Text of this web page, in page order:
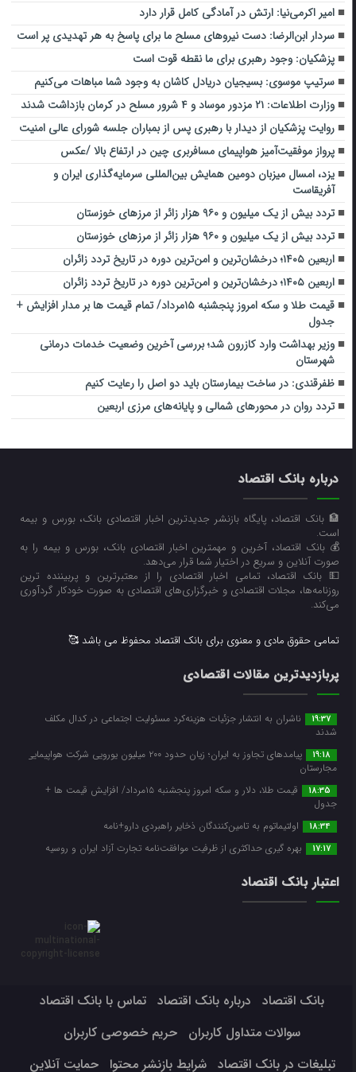
امیر اکرمی‌نیا: ارتش در آمادگی کامل قرار دارد
سردار ابن‌الرضا: دست نیروهای مسلح ما برای پاسخ به هر تهدیدی پر است
پزشکیان: وجود رهبری برای ما نقطه قوت است
سرتیپ موسوی: بسیجیان دریادل کاشان به وجود شما مباهات می‌کنیم
وزارت اطلاعات: ۲۱ مزدور موساد و ۴ شرور مسلح در کرمان بازداشت شدند
روایت پزشکیان از دیدار با رهبری پس از بمباران جلسه شورای عالی امنیت
پرواز موفقیت‌آمیز هواپیمای مسافربری چین در ارتفاع بالا /عکس
یزد، امسال میزبان دومین همایش بین‌المللی سرمایه‌گذاری ایران و
آفریقاست
تردد بیش از یک میلیون و ۹۶۰ هزار زائر از مرزهای خوزستان
تردد بیش از یک میلیون و ۹۶۰ هزار زائر از مرزهای خوزستان
اربعین ۱۴۰۵؛ درخشان‌ترین و امن‌ترین دوره در تاریخ تردد زائران
اربعین ۱۴۰۵؛ درخشان‌ترین و امن‌ترین دوره در تاریخ تردد زائران
قیمت طلا و سکه امروز پنجشنبه ۱۵مرداد/ تمام قیمت ها بر مدار افزایش +
جدول
وزیر بهداشت وارد کازرون شد؛ بررسی آخرین وضعیت خدمات درمانی
شهرستان
ظفرقندی: در ساخت بیمارستان باید دو اصل را رعایت کنیم
تردد روان در محورهای شمالی و پایانه‌های مرزی اربعین
درباره بانک اقتصاد
🏦 بانک اقتصاد، پایگاه بازنشر جدیدترین اخبار اقتصادی بانک، بورس و بیمه
است.
💰 بانک اقتصاد، آخرین و مهمترین اخبار اقتصادی بانک، بورس و بیمه را به
صورت آنلاین و سریع در اختیار شما قرار می‌‌دهد.
💵 بانک اقتصاد، تمامی اخبار اقتصادی را از معتبرترین و پربیننده ترین
روزنامه‌ها، مجلات اقتصادی و خبرگزاری‌های اقتصادی به صورت خودکار گردآوری
می‌کند.
تمامی حقوق مادی و معنوی برای بانک اقتصاد محفوظ می باشد 🥰
پربازدیدترین مقالات اقتصادی
19:37
ناشران به انتشار جزئیات هزینه‌کرد مسئولیت اجتماعی در کدال مکلف
شدند
19:18
پیامدهای تجاوز به ایران؛ زیان حدود ۲۰۰ میلیون یورویی شرکت هواپیمایی
مجارستان
18:35
قیمت طلا، دلار و سکه امروز پنجشنبه ۱۵مرداد/ افزایش قیمت ها +
جدول
18:34 اولتیماتوم به تامین‌کنندگان ذخایر راهبردی دارو+نامه
17:17 بهره گیری حداکثری از ظرفیت موافقت‌نامه تجارت آزاد ایران و روسیه
اعتبار بانک اقتصاد
بانک اقتصاد درباره بانک اقتصاد
تماس با بانک اقتصاد
سوالات متداول کاربران
حریم خصوصی کاربران
تبلیغات در بانک اقتصاد
شرایط بازنشر محتوا حمایت آنلاین